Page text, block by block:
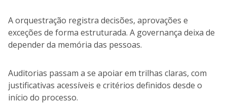
A orquestração registra decisões, aprovações e
exceções de forma estruturada. A governança deixa de
depender da memória das pessoas.
Auditorias passam a se apoiar em trilhas claras, com
justificativas acessíveis e critérios definidos desde o
início do processo.